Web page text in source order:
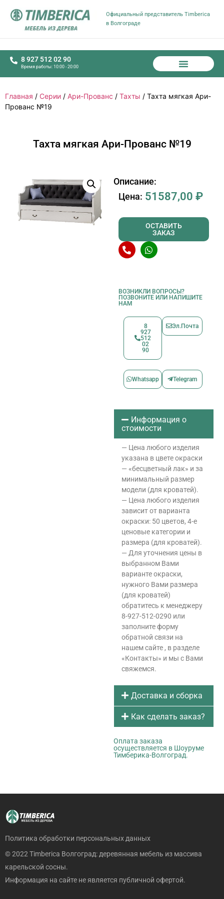
Официальный представитель Timberica
в Волгограде
8 927 512 02 90
Время работы: 10:00 - 20:00
Главная / Серии / Ари-Прованс / Тахты / Тахта мягкая Ари-
Прованс №19
Тахта мягкая Ари-Прованс №19
Описание:
Цена: 51587,00 ₽
ОСТАВИТЬ
ЗАКАЗ
ВОЗНИКЛИ ВОПРОСЫ?
ПОЗВОНИТЕ ИЛИ НАПИШИТЕ
НАМ
8
927
512
02
90
Эл.Почта
Whatsapp Telegram
Информация о
стоимости
— Цена любого изделия
указана в цвете окраски
— «бесцветный лак» и за
минимальный размер
модели (для кроватей).
— Цена любого изделия
зависит от варианта
окраски: 50 цветов, 4-е
ценовые категории и
размера (для кроватей).
— Для уточнения цены в
выбранном Вами
варианте окраски,
нужного Вами размера
(для кроватей)
обратитесь к менеджеру
8-927-512-0290 или
заполните форму
обратной связи на
нашем сайте , в разделе
«Контакты» и мы с Вами
свяжемся.
Доставка и сборка
Как сделать заказ?
Оплата заказа
осуществляется в Шоуруме
Тимберика-Волгоград.
Политика обработки персональных данных
© 2022 Timberica Волгоград: деревянная мебель из массива
карельской сосны.
Информация на сайте не является публичной офертой.